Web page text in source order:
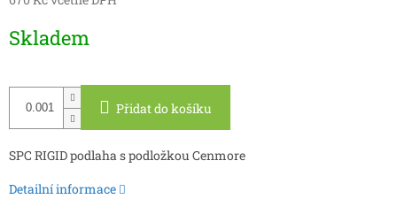
cena:
Skladem
Přidat do košíku
SPC RIGID podlaha s podložkou Cenmore
Detailní informace